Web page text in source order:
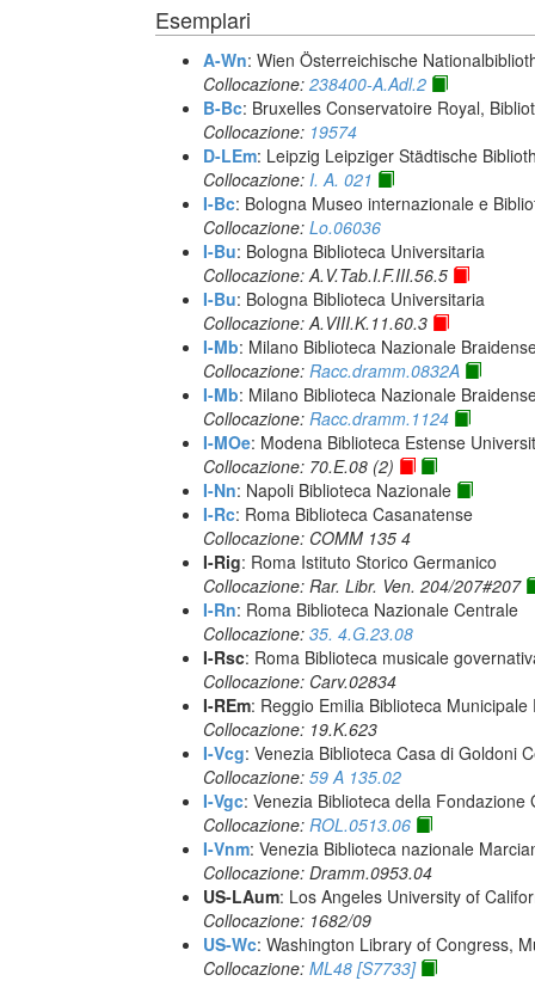
Esemplari
A-Wn: Wien Österreichische
Collocazione: 238400-A.Adl.2
B-Bc: Bruxelles Conservatoire Royal,
Collocazione: 19574
D-LEm: Leipzig Leipziger Städtische
Collocazione: I. A. 021
I-Bc: Bologna Museo internazionale e
Collocazione: Lo.06036
I-Bu: Bologna Biblioteca Universitaria
Collocazione: A.V.Tab.I.F.III.56.5
I-Bu: Bologna Biblioteca Universitaria
Collocazione: A.VIII.K.11.60.3
I-Mb: Milano Biblioteca Nazionale
Collocazione: Racc.dramm.0832A
I-Mb: Milano Biblioteca Nazionale
Collocazione: Racc.dramm.1124
I-MOe: Modena Biblioteca Estense
Collocazione: 70.E.08 (2)
I-Nn: Napoli Biblioteca Nazionale
I-Rc: Roma Biblioteca Casanatense
Collocazione: COMM 135 4
I-Rig: Roma Istituto Storico Germanico
Collocazione: Rar. Libr. Ven. 204/207#207
I-Rn: Roma Biblioteca Nazionale Centrale
Collocazione: 35. 4.G.23.08
I-Rsc: Roma Biblioteca musicale
Collocazione: Carv.02834
I-REm: Reggio Emilia Biblioteca Municipale
Collocazione: 19.K.623
I-Vcg: Venezia Biblioteca Casa di Goldoni
Collocazione: 59 A 135.02
I-Vgc: Venezia Biblioteca della Fondazione
Collocazione: ROL.0513.06
I-Vnm: Venezia Biblioteca nazionale
Collocazione: Dramm.0953.04
US-LAum: Los Angeles University of
Collocazione: 1682/09
US-Wc: Washington Library of Congress,
Collocazione: ML48 [S7733]